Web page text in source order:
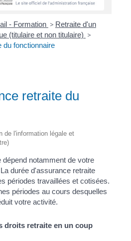
- Formation > Retraite d'un
(titulaire et non titulaire) >
du fonctionnaire
retraite du
de l'information légale et
notamment de votre
durée d'assurance retraite
périodes travaillées et cotisées.
périodes au cours desquelles
votre activité.
droits retraite en un coup